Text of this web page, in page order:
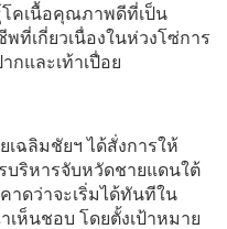
คเนื้อคุณภาพดีที่เป็น
ที่เกี่ยวเนื่องในห่วงโซ่การ
กและเท้าเปื่อย
เฉลิมชัยฯ ได้สั่งการให้
บริหารจับหวัดชายแดนใต้
าดว่าจะเริ่มได้ทันทีใน
เห็นชอบ โดยตั้งเป้าหมาย